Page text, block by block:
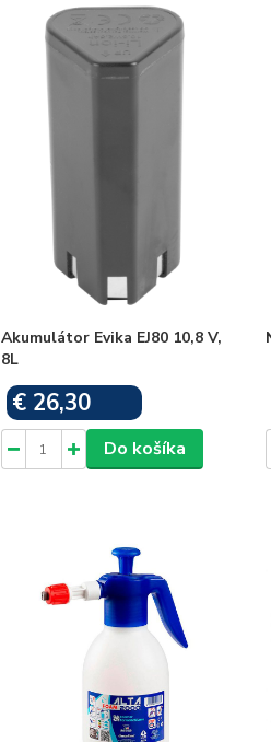
Akumulátor Evika EJ80 10,8 V,
8L
€ 26,30
Do košíka